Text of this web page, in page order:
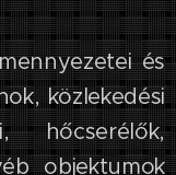
és
közlekedési
hőcserélők,
objektumok